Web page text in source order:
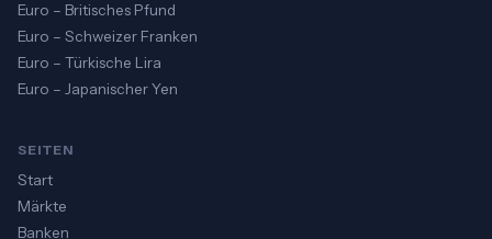
Euro – Britisches Pfund
Euro – Schweizer Franken
Euro – Türkische Lira
Euro – Japanischer Yen
SEITEN
Start
Märkte
Banken